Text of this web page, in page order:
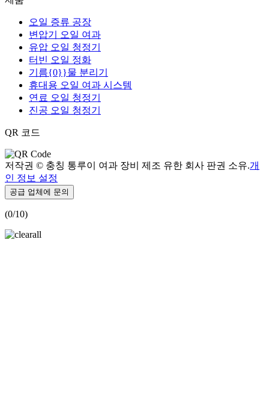
오일 증류 공장
변압기 오일 여과
유압 오일 청정기
터빈 오일 정화
기름{0}}물 분리기
휴대용 오일 여과 시스템
연료 오일 청정기
진공 오일 청정기
QR 코드
저작권 © 충칭 통루이 여과 장비 제조 유한 회사 판권 소유.개
인 정보 설정
공급 업체에 문의
(0/10)